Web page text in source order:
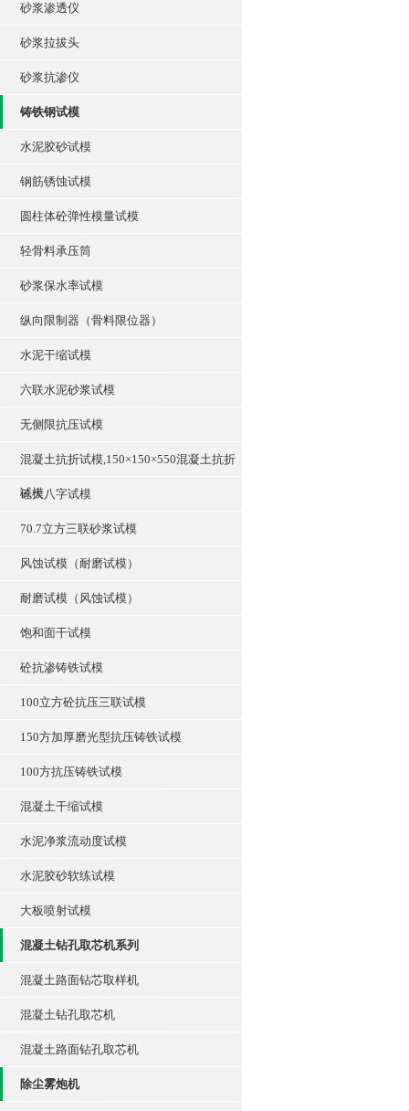
砂浆渗透仪
砂浆拉拔头
砂浆抗渗仪
铸铁钢试模
水泥胶砂试模
钢筋锈蚀试模
圆柱体砼弹性模量试模
轻骨料承压筒
砂浆保水率试模
纵向限制器（骨料限位器）
水泥干缩试模
六联水泥砂浆试模
无侧限抗压试模
混凝土抗折试模,150×150×550混凝土抗折
试模
砼大八字试模
70.7立方三联砂浆试模
风蚀试模（耐磨试模）
耐磨试模（风蚀试模）
饱和面干试模
砼抗渗铸铁试模
100立方砼抗压三联试模
150方加厚磨光型抗压铸铁试模
100方抗压铸铁试模
混凝土干缩试模
水泥净浆流动度试模
水泥胶砂软练试模
大板喷射试模
混凝土钻孔取芯机系列
混凝土路面钻芯取样机
混凝土钻孔取芯机
混凝土路面钻孔取芯机
除尘雾炮机